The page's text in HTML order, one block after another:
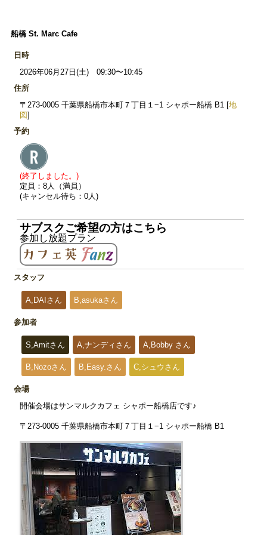
船橋 St. Marc Cafe
日時
2026年06月27日(土) 09:30〜10:45
住所
〒273-0005 千葉県船橋市本町７丁目１−1 シャポー船橋 B1 [地
図]
予約
(終了しました。)
定員：8人（満員）
(キャンセル待ち：0人)
サブスクご希望の方はこちら
参加し放題プラン
スタッフ
A,DAIさん B,asukaさん
参加者
S,Amitさん A,ナンディさん A,Bobby さん
B,Nozoさん B,Easy.さん C,シュウさん
会場
開催会場はサンマルクカフェ シャポー船橋店です♪
〒273-0005 千葉県船橋市本町７丁目１−1 シャポー船橋 B1